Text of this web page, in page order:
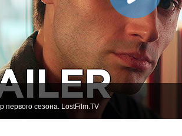
первого сезона. LostFilm.TV